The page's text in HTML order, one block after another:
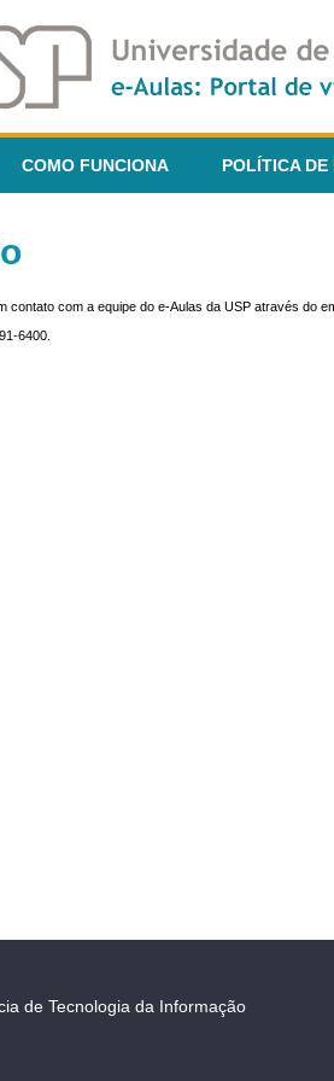
COMO FUNCIONA POLÍTICA DE
contato com a equipe do e-Aulas da USP através do
6400.
de Tecnologia da Informação